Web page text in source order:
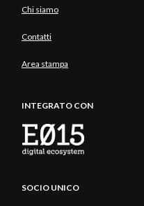
Chi siamo
Contatti
Area stampa
INTEGRATO CON
SOCIO UNICO